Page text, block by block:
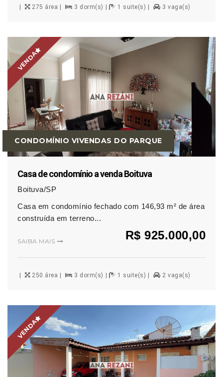
275 área 3 dorm(s) 1 suite(s) 3 vaga(s)
CONDOMÍNIO VIVENDAS DO PARQUE
VENDA
Casa de condomínio a venda Boituva
Boituva/SP
Casa em condomínio fechado com 146,93 m² de área
construída em terreno...
R$ 925.000,00
SAIBA MAIS
250 área 3 dorm(s) 1 suite(s) 2 vaga(s)
VENDA